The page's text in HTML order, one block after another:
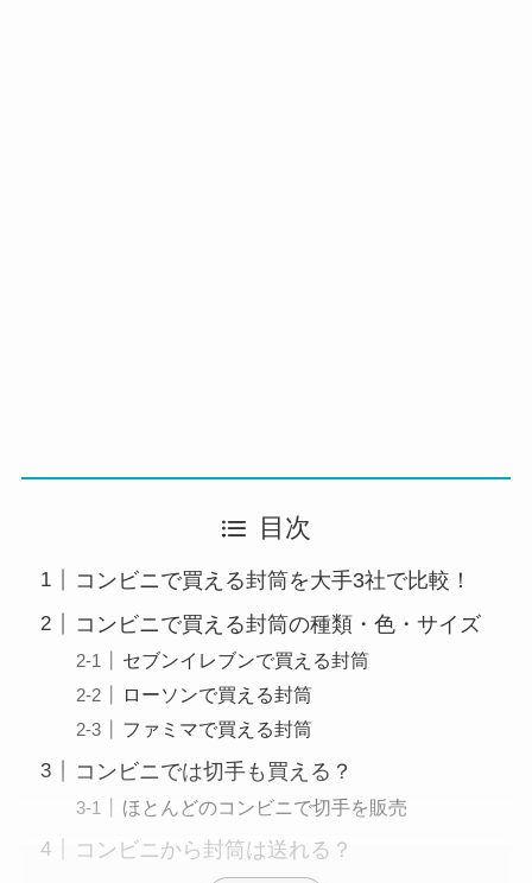
目次
コンビニで買える封筒を大手3社で比較！
コンビニで買える封筒の種類・色・サイズ
セブンイレブンで買える封筒
ローソンで買える封筒
ファミマで買える封筒
コンビニでは切手も買える？
ほとんどのコンビニで切手を販売
コンビニから封筒は送れる？